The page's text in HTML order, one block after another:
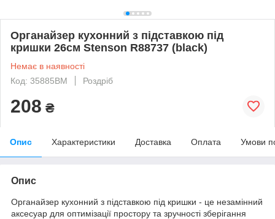
Органайзер кухонний з підставкою під
кришки 26см Stenson R88737 (black)
Немає в наявності
Код: 35885BM
Роздріб
208 ₴
Опис Характеристики Доставка Оплата Умови
Опис
Органайзер кухонний з підставкою під кришки - це незамінний
аксесуар для оптимізації простору та зручності зберігання